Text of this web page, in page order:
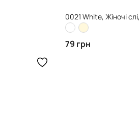
0021 White, Жіночі
79 грн